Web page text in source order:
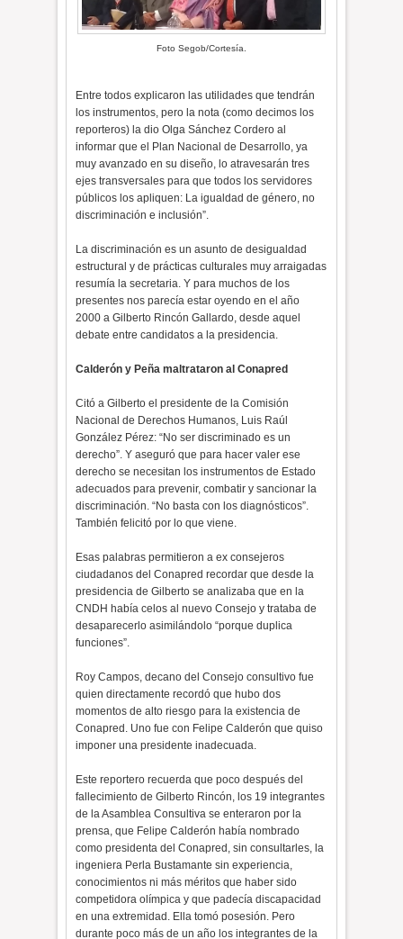
Foto Segob/Cortesía.
Entre todos explicaron las utilidades que tendrán
los instrumentos, pero la nota (como decimos los
reporteros) la dio Olga Sánchez Cordero al
informar que el Plan Nacional de Desarrollo, ya
muy avanzado en su diseño, lo atravesarán tres
ejes transversales para que todos los servidores
públicos los apliquen: La igualdad de género, no
discriminación e inclusión”.
La discriminación es un asunto de desigualdad
estructural y de prácticas culturales muy arraigadas
resumía la secretaria. Y para muchos de los
presentes nos parecía estar oyendo en el año
2000 a Gilberto Rincón Gallardo, desde aquel
debate entre candidatos a la presidencia.
Calderón y Peña maltrataron al Conapred
Citó a Gilberto el presidente de la Comisión
Nacional de Derechos Humanos, Luis Raúl
González Pérez: “No ser discriminado es un
derecho”. Y aseguró que para hacer valer ese
derecho se necesitan los instrumentos de Estado
adecuados para prevenir, combatir y sancionar la
discriminación. “No basta con los diagnósticos”.
También felicitó por lo que viene.
Esas palabras permitieron a ex consejeros
ciudadanos del Conapred recordar que desde la
presidencia de Gilberto se analizaba que en la
CNDH había celos al nuevo Consejo y trataba de
desaparecerlo asimilándolo “porque duplica
funciones”.
Roy Campos, decano del Consejo consultivo fue
quien directamente recordó que hubo dos
momentos de alto riesgo para la existencia de
Conapred. Uno fue con Felipe Calderón que quiso
imponer una presidente inadecuada.
Este reportero recuerda que poco después del
fallecimiento de Gilberto Rincón, los 19 integrantes
de la Asamblea Consultiva se enteraron por la
prensa, que Felipe Calderón había nombrado
como presidenta del Conapred, sin consultarles, la
ingeniera Perla Bustamante sin experiencia,
conocimientos ni más méritos que haber sido
competidora olímpica y que padecía discapacidad
en una extremidad. Ella tomó posesión. Pero
durante poco más de un año los integrantes de la